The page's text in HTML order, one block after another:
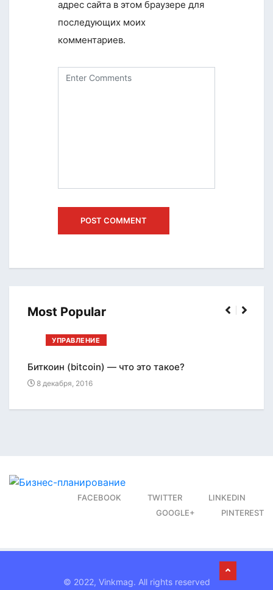
адрес сайта в этом браузере для
последующих моих
комментариев.
Most Popular
УПРАВЛЕНИЕ
Биткоин (bitcoin) — что это такое?
8 декабря, 2016
FACEBOOK TWITTER
LINKEDIN
GOOGLE+
PINTEREST
© 2022, Vinkmag. All rights reserved